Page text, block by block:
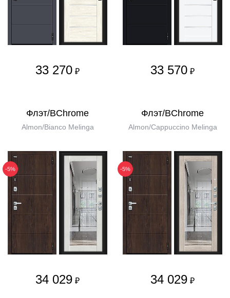
33 270 ₽ 33 570 ₽
Флэт/BChrome
Almon/Bianco Melinga
-5%
34 029 ₽
Флэт/BChrome
Almon/Cappuccino Melinga
-5%
34 029 ₽